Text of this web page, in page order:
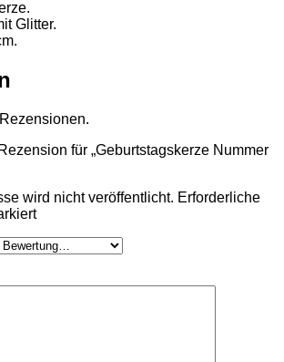
Glitter.
für „Geburtstagskerze Nummer
wird nicht veröffentlicht. Erforderliche